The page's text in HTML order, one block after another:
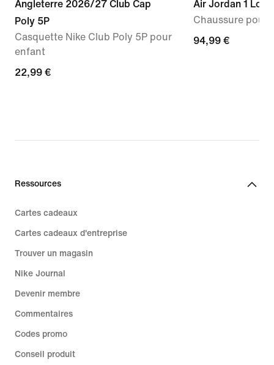
Angleterre 2026/27 Club Cap
Poly 5P
Casquette Nike Club Poly 5P pour
enfant
22,99 €
22,99 €
Air Jordan 1 Low
Chaussure pour
94,99 €
94,99 €
Ressources
Cartes cadeaux
Cartes cadeaux d'entreprise
Trouver un magasin
Nike Journal
Devenir membre
Commentaires
Codes promo
Conseil produit